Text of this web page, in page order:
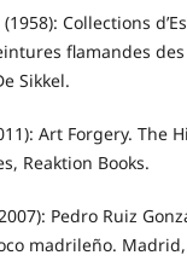
Collections
flamandes des
Sikkel.
Art Forgery. The
Reaktion Books.
Pedro Ruiz
madrileño.